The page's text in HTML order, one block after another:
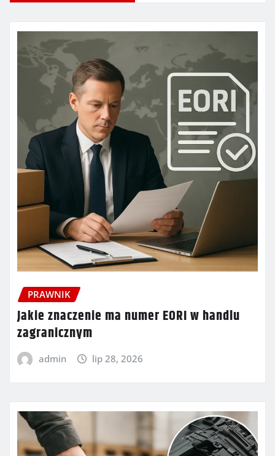
PRAWNIK
Jakie znaczenie ma numer EORI w handlu
zagranicznym
admin lip 28, 2026